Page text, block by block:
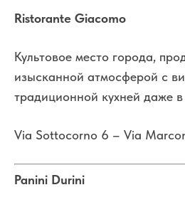
Ristorante Giacomo
Культовое место города,
изысканной атмосферой с
традиционной кухней даже в
Via Sottocorno 6 – Via
Panini Durini